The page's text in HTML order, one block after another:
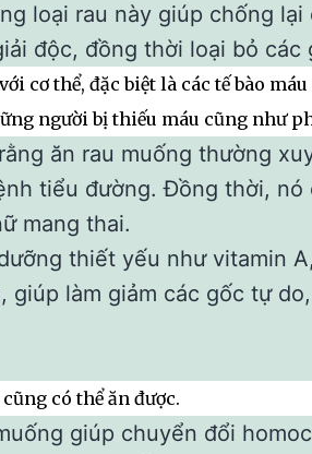
loại rau này giúp chống lại
độc, đồng thời loại bỏ các
cơ thể, đặc biệt là các tế bào
người bị thiếu máu cũng như
ăn rau muống thường
tiểu đường. Đồng thời, nó
mang thai.
thiết yếu như vitamin
giúp làm giảm các gốc tự
có thể ăn được.
giúp chuyển đổi